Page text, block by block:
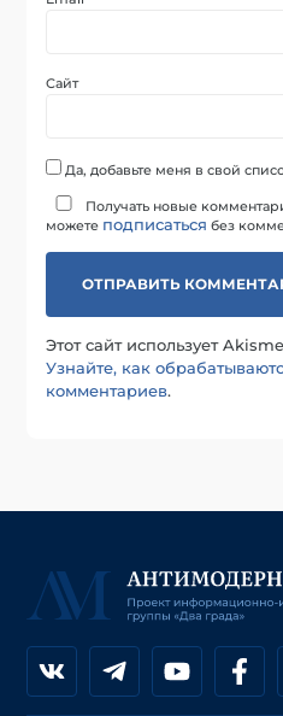
Сайт
Да, добавьте меня в свой
Получать новые
можете подписаться без
Этот сайт использует
Узнайте, как
комментариев.